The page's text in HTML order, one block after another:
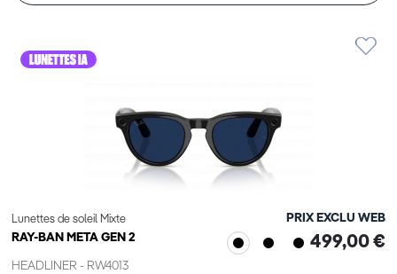
Lunettes de soleil Mixte
RAY-BAN META GEN 2
HEADLINER - RW4013
PRIX EXCLU WEB
499,00 €